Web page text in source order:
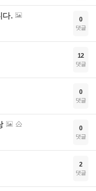
다. 0
댓글
12
댓글
0
댓글
0
댓글
2
댓글